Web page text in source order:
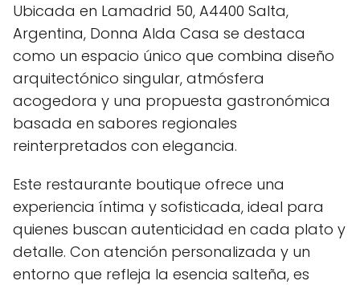
Ubicada en Lamadrid 50, A4400 Salta,
Argentina, Donna Alda Casa se destaca
como un espacio único que combina diseño
arquitectónico singular, atmósfera
acogedora y una propuesta gastronómica
basada en sabores regionales
reinterpretados con elegancia.
Este restaurante boutique ofrece una
experiencia íntima y sofisticada, ideal para
quienes buscan autenticidad en cada plato y
detalle. Con atención personalizada y un
entorno que refleja la esencia salteña, es